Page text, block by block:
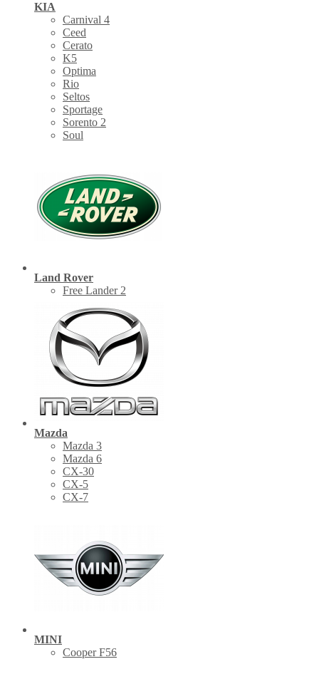
KIA
Carnival 4
Ceed
Cerato
K5
Optima
Rio
Seltos
Sportage
Sorento 2
Soul
Land Rover
Free Lander 2
Mazda
Mazda 3
Mazda 6
CX-30
СХ-5
CX-7
MINI
Cooper F56